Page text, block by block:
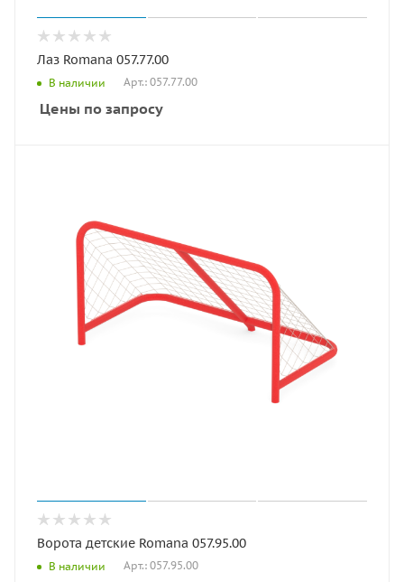
Лаз Romana 057.77.00
В наличии Арт.: 057.77.00
Цены по запросу
Ворота детские Romana 057.95.00
В наличии Арт.: 057.95.00